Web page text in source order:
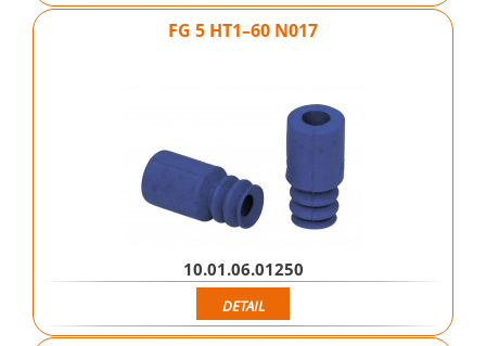
FG 5 HT1–60 N017
10.01.06.01250
DETAIL